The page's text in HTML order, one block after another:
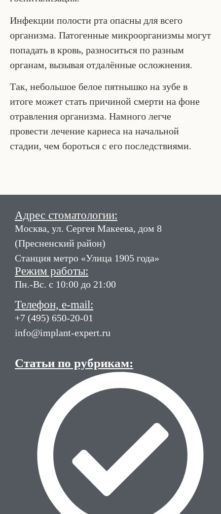
Инфекции полости рта опасны для всего
организма. Патогенные микроорганизмы могут
попадать в кровь, разноситься по разным
органам, вызывая отдалённые осложнения.
Так, небольшое белое пятнышко на зубе в
итоге может стать причиной смерти на фоне
отравления организма. Намного легче
провести лечение кариеса на начальной
стадии, чем бороться с его последствиями.
Адрес стоматологии:
Москва, ул. Сергея Макеева, дом 8
(Пресненский район)
Станция метро «Улица 1905 года»
Режим работы:
Пн.-Вс. с 10:00 до 21:00
Телефон, e-mail:
+7 (495) 650-20-01
info@implant-expert.ru
Статьи по рубрикам: